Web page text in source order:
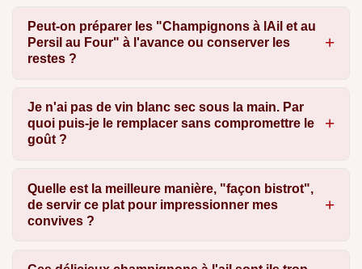
Peut-on préparer les "Champignons à lAil et au
Persil au Four" à l'avance ou conserver les
restes ?
Je n'ai pas de vin blanc sec sous la main. Par
quoi puis-je le remplacer sans compromettre le
goût ?
Quelle est la meilleure manière, "façon bistrot",
de servir ce plat pour impressionner mes
convives ?